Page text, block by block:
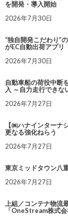
を開発・導入開始
2026年7月30日
“独自開発こだわり”
がEC自動出荷アプリ
2026年7月30日
自動車船の荷役中断
入 ～自力走行できな
2026年7月27日
【㈱ハナインター
更なる強化ねらう
2026年7月27日
東京ミッドタウン八
2026年7月27日
上組／コンテナ物流
「OneStream株式